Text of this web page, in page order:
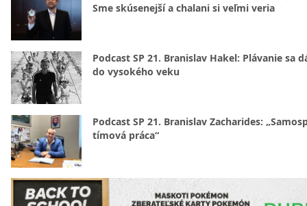
Sme skúsenejší a chalani si veľmi veria
Podcast SP 21. Branislav Hakel: Plávanie sa
do vysokého veku
Podcast SP 21. Branislav Zacharides:
tímová práca“